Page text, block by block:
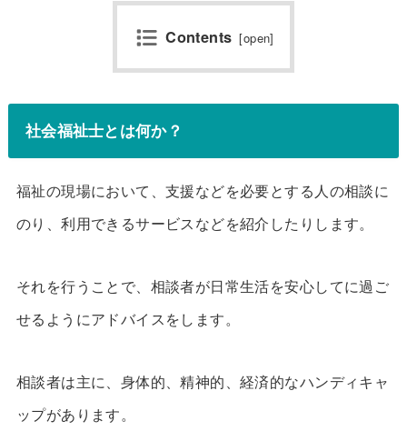
Contents [open]
社会福祉士とは何か？
福祉の現場において、支援などを必要とする人の相談に
のり、利用できるサービスなどを紹介したりします。
それを行うことで、相談者が日常生活を安心してに過ご
せるようにアドバイスをします。
相談者は主に、身体的、精神的、経済的なハンディキャ
ップがあります。